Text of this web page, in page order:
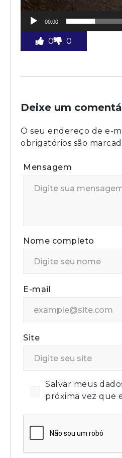
00:00
0 0
Deixe um
O seu endereço de e-
obrigatórios são
Mensagem
Nome completo
E-mail
Site
Salvar meus
próxima vez que